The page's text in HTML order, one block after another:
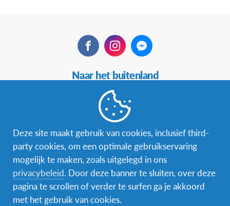
FacebookInstagramMessenger
Navigatie
Naar het buitenland
Word gastgezin
Vrijwilliger bij AFS
Ons educatieve aanbod
Aanmelden bij AFS
Deze site maakt gebruik van cookies, inclusief third-
party cookies, om een optimale gebruikservaring
mogelijk te maken, zoals uitgelegd in ons
privacybeleid. Door deze banner te sluiten, over deze
pagina te scrollen of verder te surfen ga je akkoord
met het gebruik van cookies.